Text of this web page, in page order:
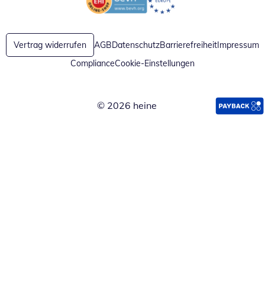
Öffnet in neuem FensterÖffnet in neuem Fenster
Vertrag widerrufen AGBDatenschutzBarrierefreiheitImpressum
ComplianceCookie-Einstellungen
© 2026 heine